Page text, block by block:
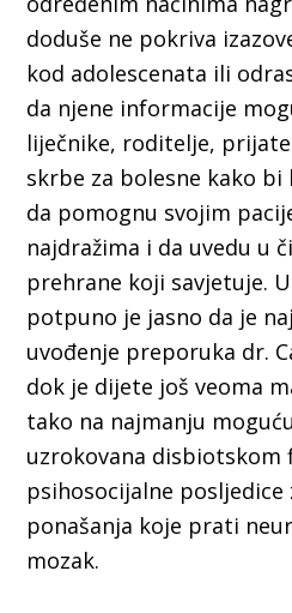
doduše ne pokriva
kod adolescenata ili
da njene informacije
liječnike, roditelje,
skrbe za bolesne kako
da pomognu svojim
najdražima i da uvedu u
prehrane koji savjetuje.
potpuno je jasno da je
uvođenje preporuka dr.
dok je dijete još veoma
tako na najmanju
uzrokovana disbiotskom
psihosocijalne
ponašanja koje prati
mozak.